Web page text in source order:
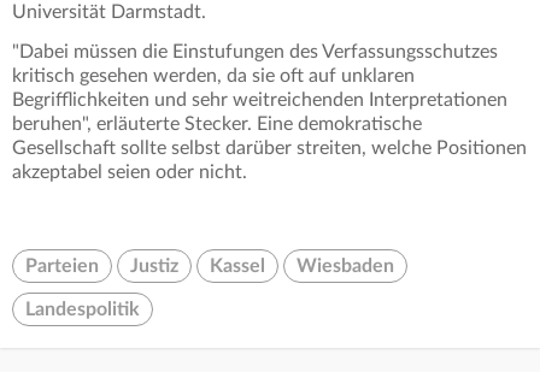
Universität Darmstadt.
"Dabei müssen die Einstufungen des Verfassungsschutzes
kritisch gesehen werden, da sie oft auf unklaren
Begrifflichkeiten und sehr weitreichenden Interpretationen
beruhen", erläuterte Stecker. Eine demokratische
Gesellschaft sollte selbst darüber streiten, welche Positionen
akzeptabel seien oder nicht.
Parteien Justiz Kassel Wiesbaden
Landespolitik